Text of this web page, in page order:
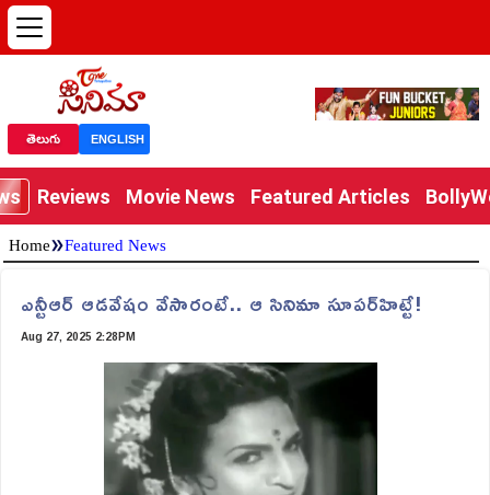
తెలుగు ENGLISH
Reviews Movie News Featured Articles
Home»Featured News
ఎన్టీఆర్‌ ఆడవేషం వేసారంటే.. ఆ సినిమా సూపర్‌హిట్టే!
Aug 27, 2025 2:28PM